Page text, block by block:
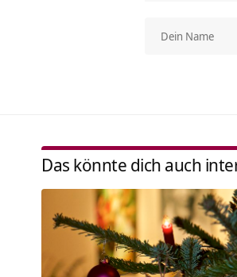
Das könnte dich auch